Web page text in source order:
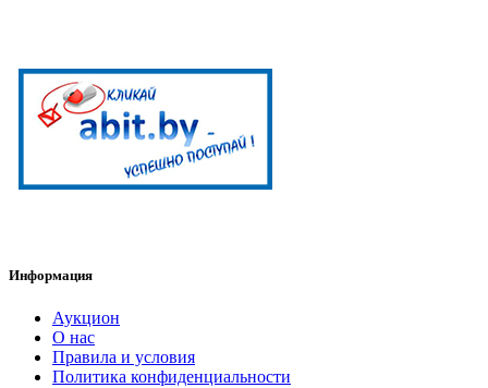
Информация
Аукцион
О нас
Правила и условия
Политика конфиденциальности